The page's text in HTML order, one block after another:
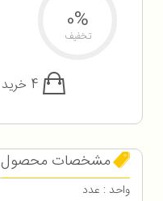
0%
تخفیف
مشخصات محصول
واحد : عدد